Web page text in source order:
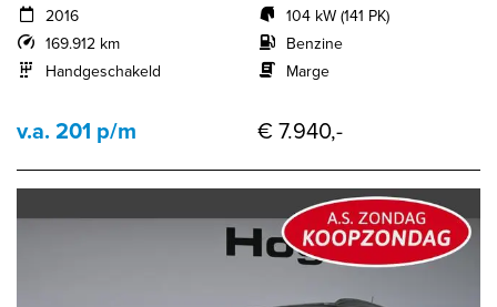
2016
169.912 km
Handgeschakeld
104 kW (141 PK)
Benzine
Marge
v.a. 201 p/m € 7.940,-